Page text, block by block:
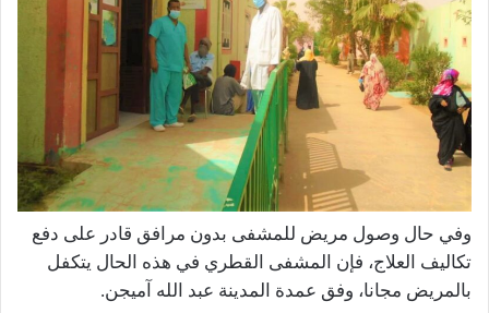
وفي حال وصول مريض للمشفى بدون مرافق قادر على دفع
تكاليف العلاج، فإن المشفى القطري في هذه الحال يتكفل
بالمريض مجانا، وفق عمدة المدينة عبد الله آميجن.